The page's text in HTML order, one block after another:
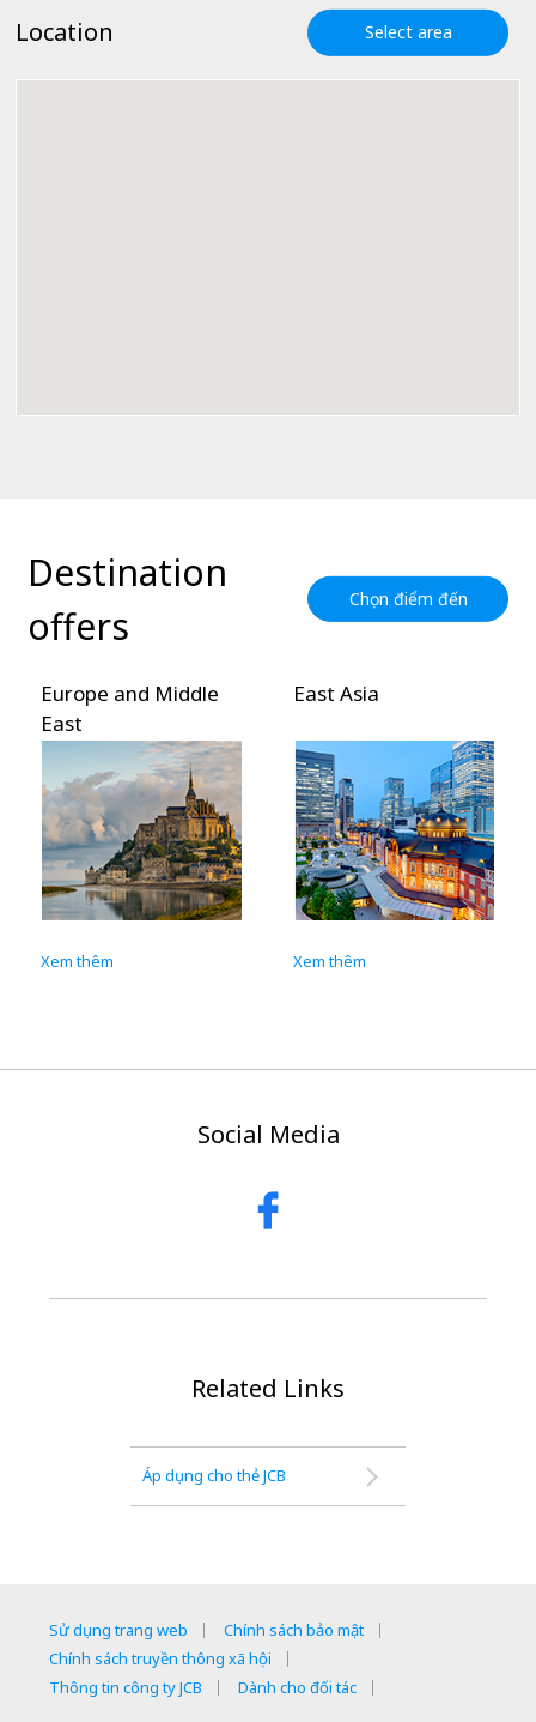
Location Select area
Destination
offers
Chọn điểm đến
and Middle
East Asia
Social Media
Related Links
Áp dụng cho thẻ JCB
Sử dụng trang web
Chính sách bảo mật
Chính sách truyền thông xã hội
Thông tin công ty JCB
Dành cho đối tác